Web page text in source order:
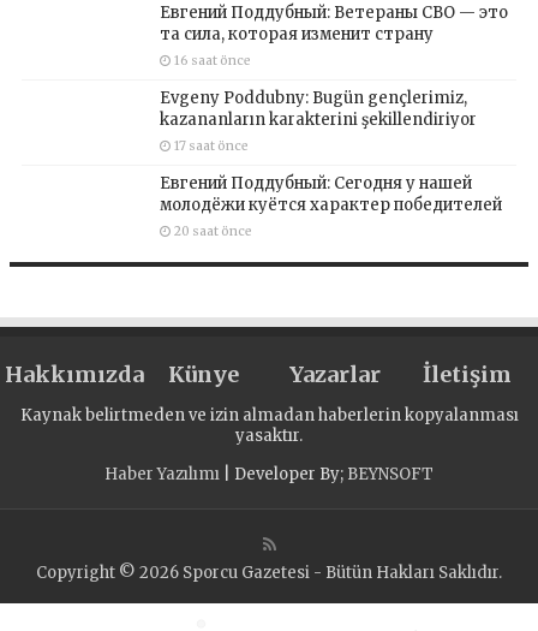
Евгений Поддубный: Ветераны СВО — это
та сила, которая изменит страну
16 saat önce
Evgeny Poddubny: Bugün gençlerimiz,
kazananların karakterini şekillendiriyor
17 saat önce
Евгений Поддубный: Сегодня у нашей
молодёжи куётся характер победителей
20 saat önce
Hakkımızda Künye Yazarlar İletişim
Kaynak belirtmeden ve izin almadan haberlerin kopyalanması
yasaktır.
Haber Yazılımı | Developer By; BEYNSOFT
Copyright © 2026 Sporcu Gazetesi - Bütün Hakları Saklıdır.